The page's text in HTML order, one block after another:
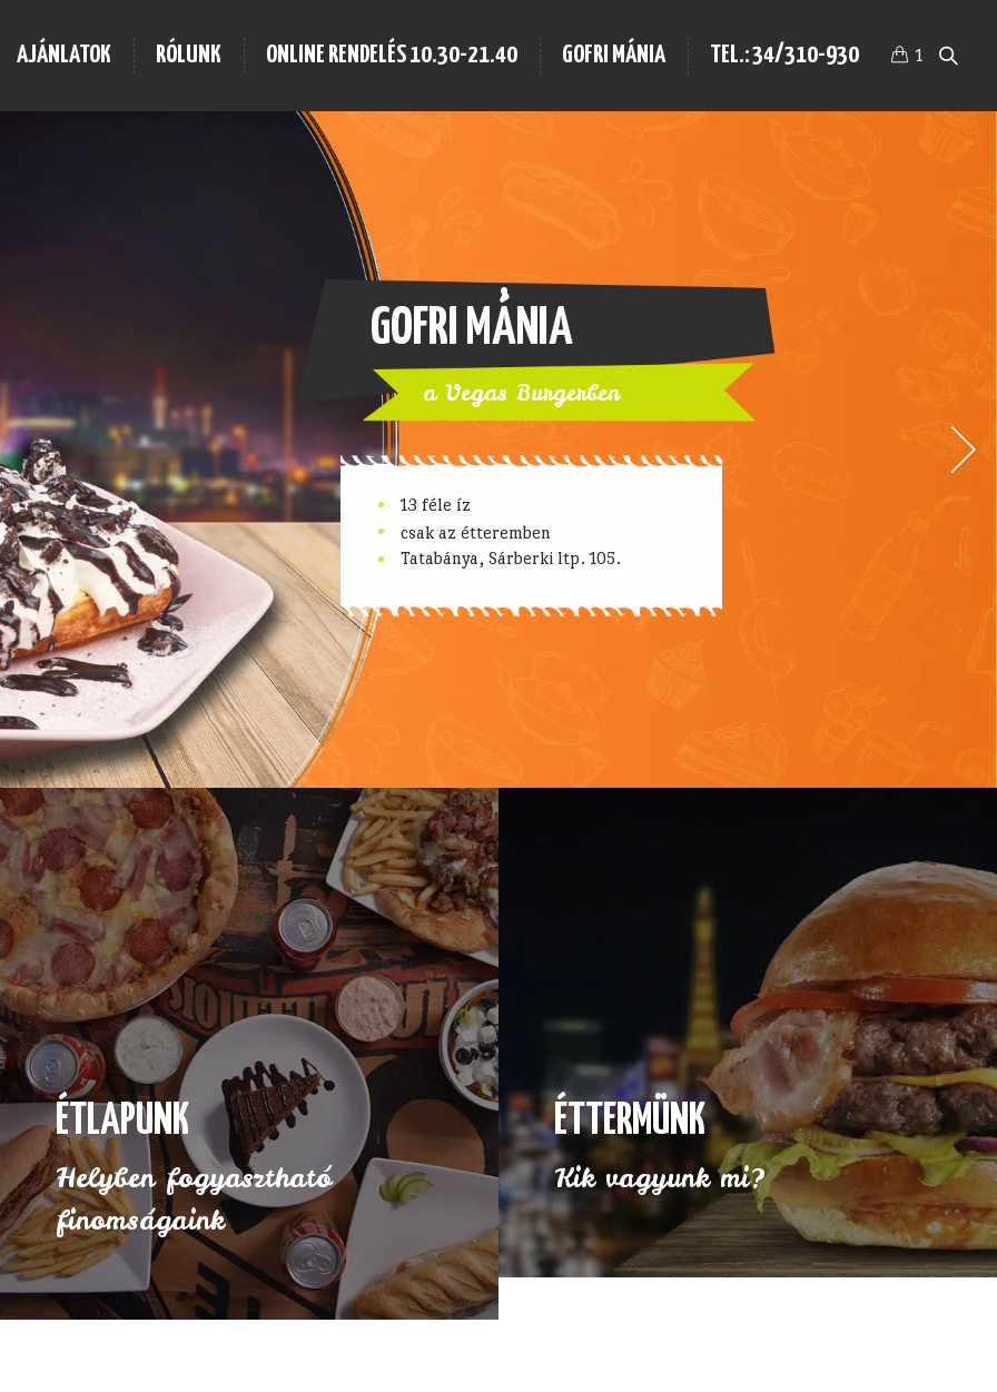
1
AJÁNLATOK RÓLUNK ONLINE RENDELÉS 10.30-21.40 GOFRI MÁNIA TEL.: 34/310-930
VEGAS BURGER
Dupla marhahús, sajt, bacon
. 100% marhahús
.
Frissen sült hamburger zsömle
. egyedi szósz
ÉTLAPUNK
Helyben fogyasztható
finomságaink
ÉTTERMÜNK
Kik vagyunk mi?